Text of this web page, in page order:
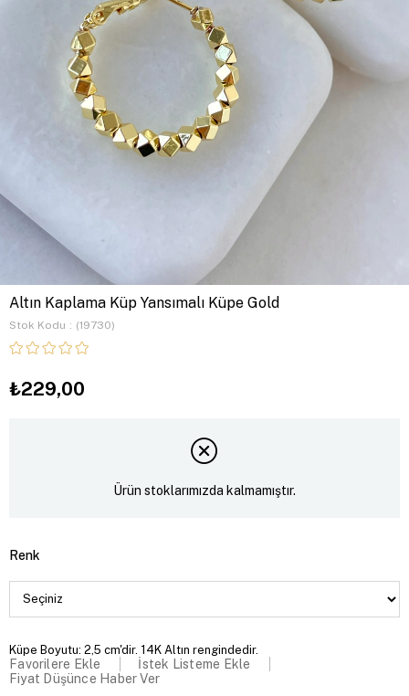
Altın Kaplama Küp Yansımalı Küpe Gold
Stok Kodu (19730)
₺229,00
Ürün stoklarımızda kalmamıştır.
Renk
Küpe Boyutu: 2,5 cm'dir. 14K Altın rengindedir.
Favorilere Ekle
İstek Listeme Ekle
Fiyat Düşünce Haber Ver